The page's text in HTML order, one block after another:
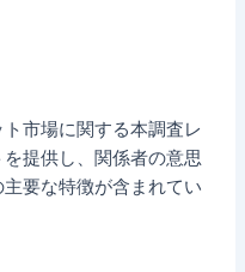
市場に関する本調査レ
提供し、関係者の意思
要な特徴が含まれてい